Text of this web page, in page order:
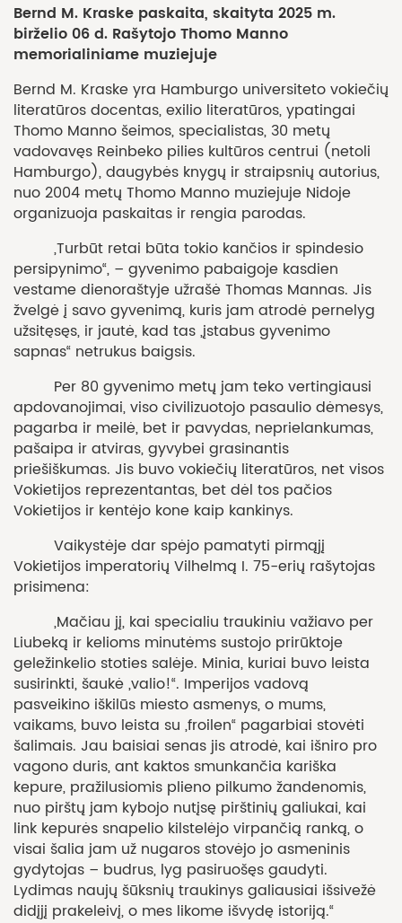
Bernd M. Kraske paskaita, skaityta 2025 m.
birželio 06 d. Rašytojo Thomo Manno
memorialiniame muziejuje
Bernd M. Kraske yra Hamburgo universiteto vokiečių
literatūros docentas, exilio literatūros, ypatingai
Thomo Manno šeimos, specialistas, 30 metų
vadovavęs Reinbeko pilies kultūros centrui (netoli
Hamburgo), daugybės knygų ir straipsnių autorius,
nuo 2004 metų Thomo Manno muziejuje Nidoje
organizuoja paskaitas ir rengia parodas.
„Turbūt retai būta tokio kančios ir spindesio
persipynimo“, – gyvenimo pabaigoje kasdien
vestame dienoraštyje užrašė Thomas Mannas. Jis
žvelgė į savo gyvenimą, kuris jam atrodė pernelyg
užsitęsęs, ir jautė, kad tas „įstabus gyvenimo
sapnas“ netrukus baigsis.
Per 80 gyvenimo metų jam teko vertingiausi
apdovanojimai, viso civilizuotojo pasaulio dėmesys,
pagarba ir meilė, bet ir pavydas, neprielankumas,
pašaipa ir atviras, gyvybei grasinantis
priešiškumas. Jis buvo vokiečių literatūros, net visos
Vokietijos reprezentantas, bet dėl tos pačios
Vokietijos ir kentėjo kone kaip kankinys.
Vaikystėje dar spėjo pamatyti pirmąjį
Vokietijos imperatorių Vilhelmą I. 75-erių rašytojas
prisimena:
„Mačiau jį, kai specialiu traukiniu važiavo per
Liubeką ir kelioms minutėms sustojo prirūktoje
geležinkelio stoties salėje. Minia, kuriai buvo leista
susirinkti, šaukė „valio!“. Imperijos vadovą
pasveikino iškilūs miesto asmenys, o mums,
vaikams, buvo leista su „froilen“ pagarbiai stovėti
šalimais. Jau baisiai senas jis atrodė, kai išniro pro
vagono duris, ant kaktos smunkančia kariška
kepure, pražilusiomis plieno pilkumo žandenomis,
nuo pirštų jam kybojo nutįsę pirštinių galiukai, kai
link kepurės snapelio kilstelėjo virpančią ranką, o
visai šalia jam už nugaros stovėjo jo asmeninis
gydytojas – budrus, lyg pasiruošęs gaudyti.
Lydimas naujų šūksnių traukinys galiausiai išsivežė
didįjį prakeleivį, o mes likome išvydę istoriją.“